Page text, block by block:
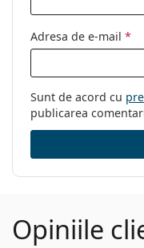
Adresa de e-mail *
Sunt de acord cu
publicarea
Opiniile